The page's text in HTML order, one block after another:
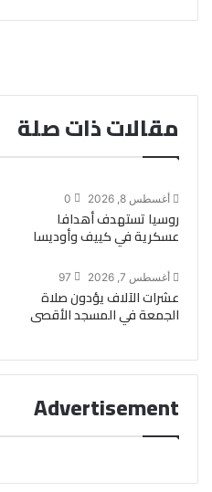
مقالات ذات صلة
أغسطس 8, 2026 0
روسيا تستهدف أهدافا
عسكرية في كييف وأوديسا
أغسطس 7, 2026 97
عشرات الآلاف يؤدون صلاة
الجمعة في المسجد الأقصى
Advertisement